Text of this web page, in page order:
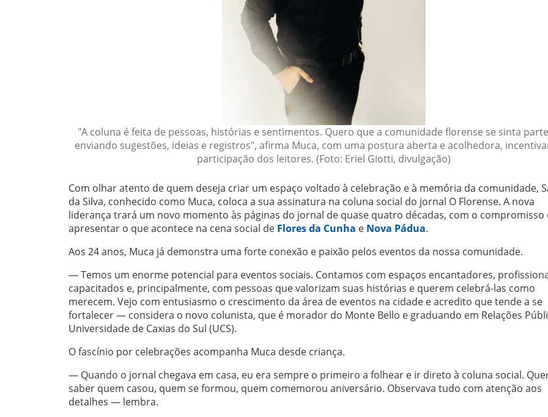
"A coluna é feita de pessoas, histórias e sentimentos. Quero que a comunidade florense se sinta
enviando sugestões, ideias e registros", afirma Muca, com uma postura aberta e acolhedora,
participação dos leitores. (Foto: Eriel Giotti, divulgação)
Com olhar atento de quem deseja criar um espaço voltado à celebração e à memória da comunidade,
da Silva, conhecido como Muca, coloca a sua assinatura na coluna social do jornal O Florense. A nova
liderança trará um novo momento às páginas do jornal de quase quatro décadas, com o compromisso
apresentar o que acontece na cena social de Flores da Cunha e Nova Pádua.
Aos 24 anos, Muca já demonstra uma forte conexão e paixão pelos eventos da nossa comunidade.
— Temos um enorme potencial para eventos sociais. Contamos com espaços encantadores,
capacitados e, principalmente, com pessoas que valorizam suas histórias e querem celebrá-las como
merecem. Vejo com entusiasmo o crescimento da área de eventos na cidade e acredito que tende a se
fortalecer — considera o novo colunista, que é morador do Monte Bello e graduando em Relações
Universidade de Caxias do Sul (UCS).
O fascínio por celebrações acompanha Muca desde criança.
— Quando o jornal chegava em casa, eu era sempre o primeiro a folhear e ir direto à coluna social.
saber quem casou, quem se formou, quem comemorou aniversário. Observava tudo com atenção aos
detalhes — lembra.